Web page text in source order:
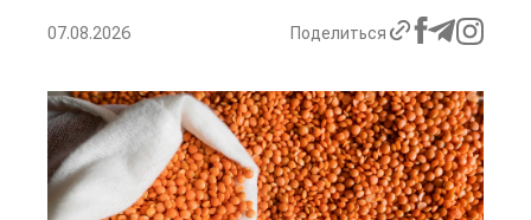
07.08.2026 Поделиться